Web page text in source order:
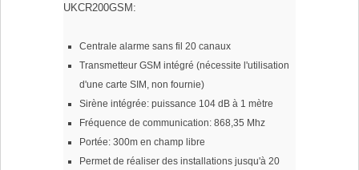
UKCR200GSM:
Centrale alarme sans fil 20 canaux
Transmetteur GSM intégré (nécessite l'utilisation
d'une carte SIM, non fournie)
Sirène intégrée: puissance 104 dB à 1 mètre
Fréquence de communication: 868,35 Mhz
Portée: 300m en champ libre
Permet de réaliser des installations jusqu'à 20